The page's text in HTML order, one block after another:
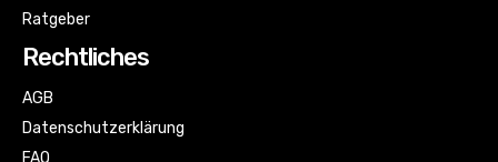
Ratgeber
Rechtliches
AGB
Datenschutzerklärung
FAQ